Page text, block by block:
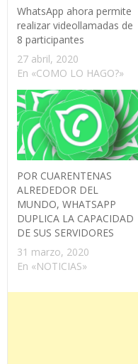
WhatsApp ahora permite
realizar videollamadas de
8 participantes
27 abril, 2020
En «COMO LO HAGO?»
POR CUARENTENAS
ALREDEDOR DEL
MUNDO, WHATSAPP
DUPLICA LA CAPACIDAD
DE SUS SERVIDORES
31 marzo, 2020
En «NOTICIAS»